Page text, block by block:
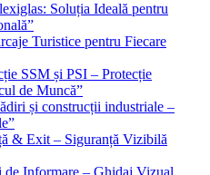
Soluția Ideală pentru
Turistice pentru Fiecare
SSM și PSI – Protecție
de Muncă”
și construcții industriale –
& Exit – Siguranță Vizibilă
de Informare – Ghidaj Vizual